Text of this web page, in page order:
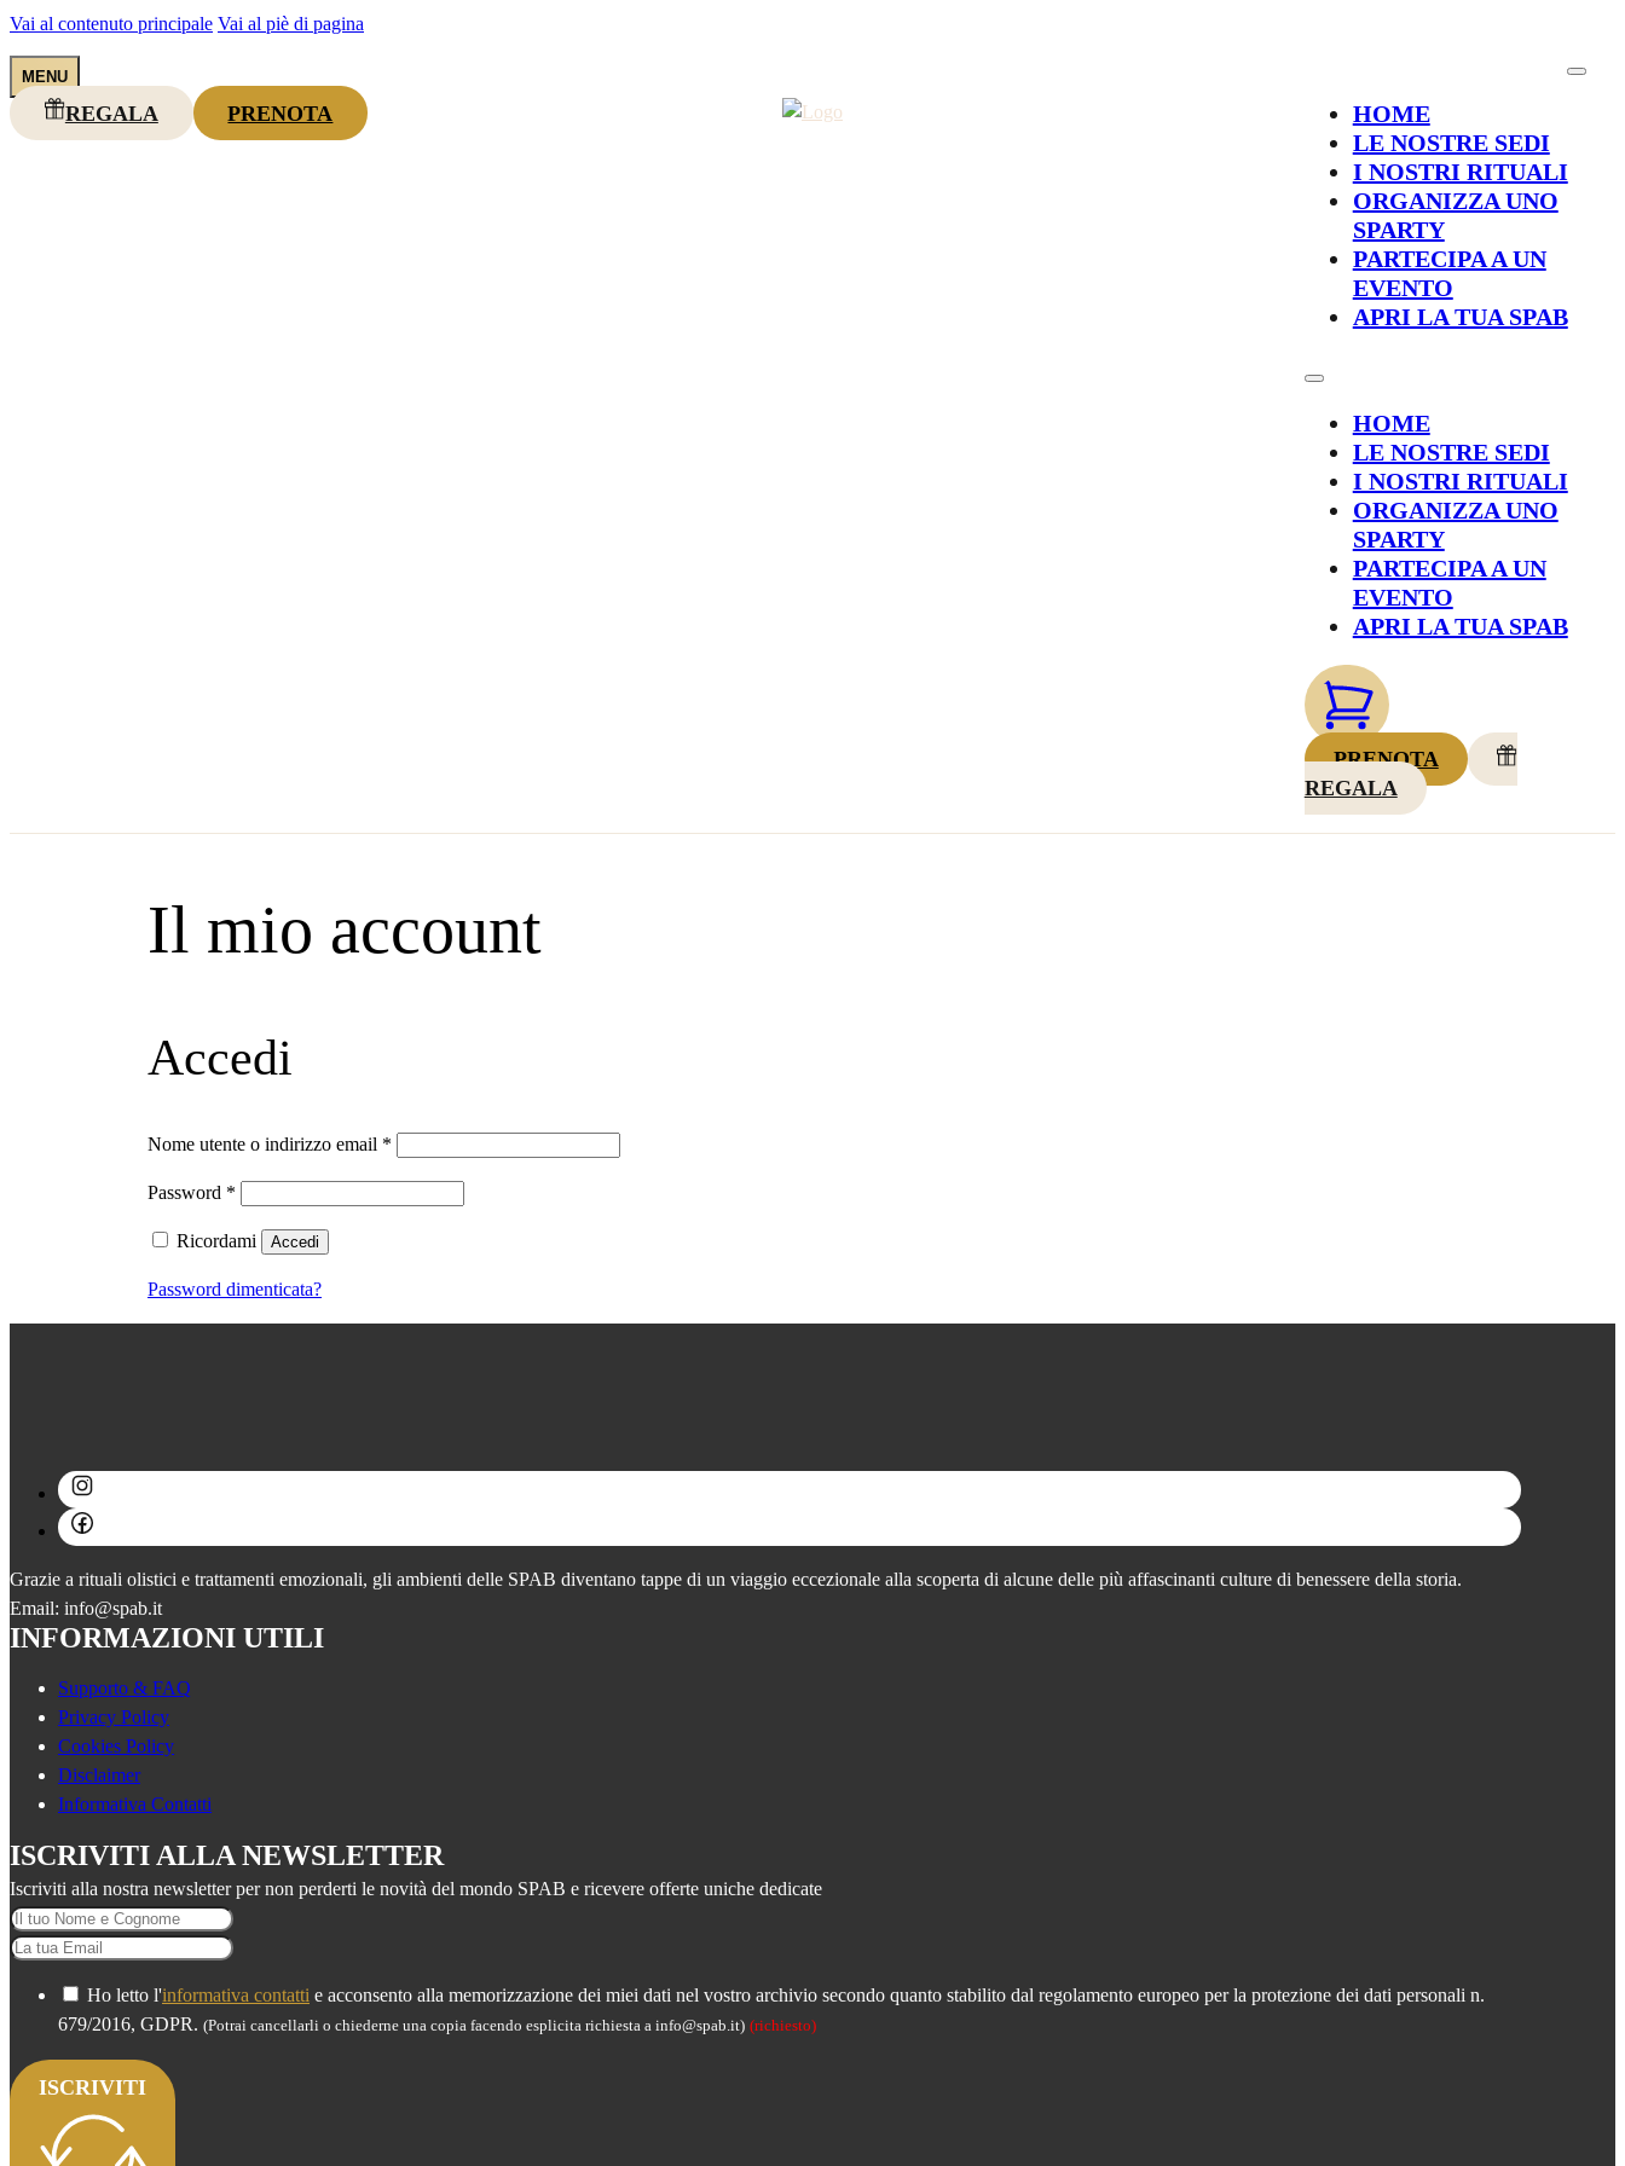
Vai al contenuto principale Vai al piè di pagina
REGALA PRENOTA
HOME
LE NOSTRE SEDI
I NOSTRI RITUALI
ORGANIZZA UNO
SPARTY
PARTECIPA A UN
EVENTO
APRI LA TUA SPAB
HOME
LE NOSTRE SEDI
I NOSTRI RITUALI
ORGANIZZA UNO
SPARTY
PARTECIPA A UN
EVENTO
APRI LA TUA SPAB
PRENOTA
REGALA
Il mio account
Accedi
Nome utente o indirizzo email *
Password *
Ricordami Accedi
Password dimenticata?
Grazie a rituali olistici e trattamenti emozionali, gli ambienti delle SPAB diventano tappe di un viaggio eccezionale alla scoperta di alcune delle più affascinanti culture di benessere della storia.
Email: info@spab.it
INFORMAZIONI UTILI
Supporto & FAQ
Privacy Policy
Cookies Policy
Disclaimer
Informativa Contatti
ISCRIVITI ALLA NEWSLETTER
Iscriviti alla nostra newsletter per non perderti le novità del mondo SPAB e ricevere offerte uniche dedicate
Ho letto l'informativa contatti e acconsento alla memorizzazione dei miei dati nel vostro archivio secondo quanto stabilito dal regolamento europeo per la protezione dei dati personali n.
679/2016, GDPR. (Potrai cancellarli o chiederne una copia facendo esplicita richiesta a info@spab.it) (richiesto)
ISCRIVITI